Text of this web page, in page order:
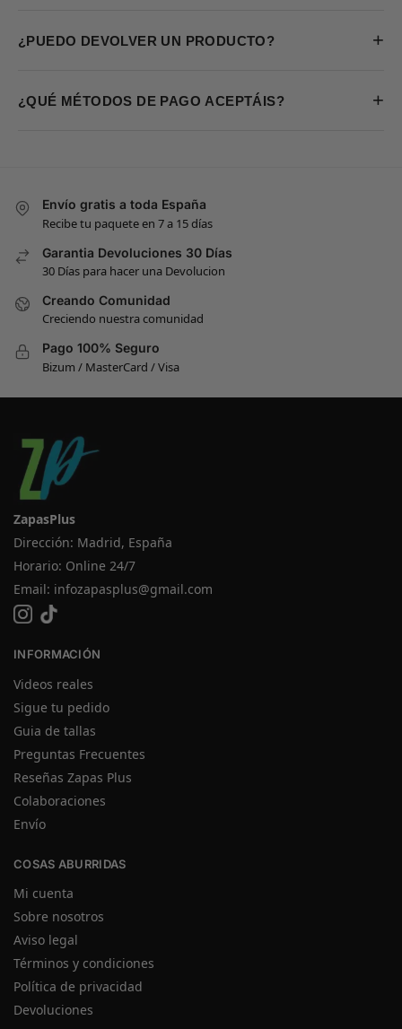
¿PUEDO DEVOLVER UN PRODUCTO? +
¿QUÉ MÉTODOS DE PAGO ACEPTÁIS? +
Envío gratis a toda España
Recibe tu paquete en 7 a 15 días
Garantia Devoluciones 30 Días
30 Días para hacer una Devolucion
Creando Comunidad
Creciendo nuestra comunidad
Pago 100% Seguro
Bizum / MasterCard / Visa
ZapasPlus
Dirección: Madrid, España
Horario: Online 24/7
Email: infozapasplus@gmail.com
INFORMACIÓN
Videos reales
Sigue tu pedido
Guia de tallas
Preguntas Frecuentes
Reseñas Zapas Plus
Colaboraciones
Envío
COSAS ABURRIDAS
Mi cuenta
Sobre nosotros
Aviso legal
Términos y condiciones
Política de privacidad
Devoluciones